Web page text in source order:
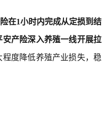
在1小时内完成从定损到结
安产险深入养殖一线开展拉
程度降低养殖产业损失，稳